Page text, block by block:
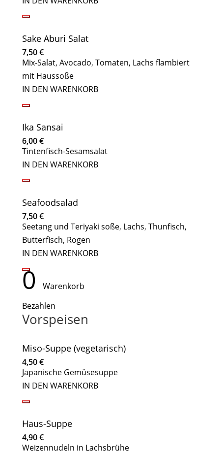
Sake Aburi Salat
7,50€
Mix-Salat, Avocado, Tomaten, Lachs flambiert
mit Haussoße
IN DEN WARENKORB
Ika Sansai
6,00€
Tintenfisch-Sesamsalat
IN DEN WARENKORB
Seafoodsalad
7,50€
Seetang und Teriyaki soße, Lachs, Thunfisch,
Butterfisch, Rogen
IN DEN WARENKORB
0
Warenkorb
Bezahlen
Vorspeisen
Miso-Suppe (vegetarisch)
4,50€
Japanische Gemüsesuppe
IN DEN WARENKORB
Haus-Suppe
4,90€
Weizennudeln in Lachsbrühe